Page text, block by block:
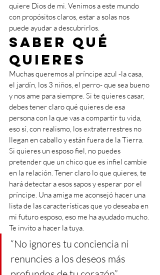
quiere Dios de mi. Venimos a este mundo
con propósitos claros, estar a solas nos
puede ayudar a descubrirlos.
Saber qué
quieres
Muchas queremos al príncipe azul -la casa,
el jardín, los 3 niños, el perro- que sea bueno
y nos ame para siempre. Si te quieres casar,
debes tener claro qué quieres de esa
persona con la que vas a compartir tu vida,
eso sí, con realismo, los extraterrestres no
llegan en caballo y están fuera de la Tierra.
Si quieres un esposo fiel, no puedes
pretender que un chico que es infiel cambie
en la relación. Tener claro lo que quieres, te
hará detectar a esos sapos y esperar por el
príncipe. Una amiga me aconsejó hacer una
lista de las características que yo deseaba en
mi futuro esposo, eso me ha ayudado mucho.
Te invito a hacer la tuya.
“No ignores tu conciencia ni
renuncies a los deseos más